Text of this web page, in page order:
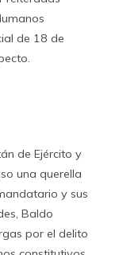
de 18 de
de Ejército y
una querella
y sus
Baldo
por el delito